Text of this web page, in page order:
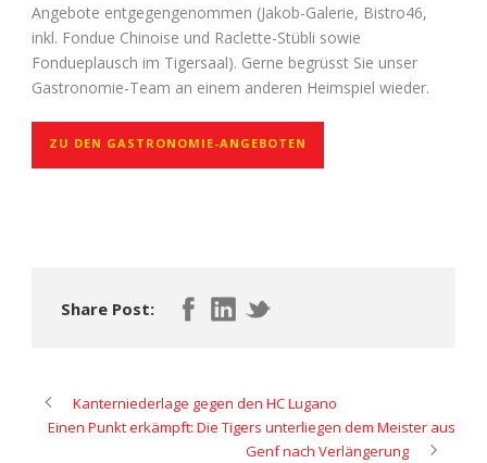
Angebote entgegengenommen (Jakob-Galerie, Bistro46,
inkl. Fondue Chinoise und Raclette-Stübli sowie
Fondueplausch im Tigersaal). Gerne begrüsst Sie unser
Gastronomie-Team an einem anderen Heimspiel wieder.
ZU DEN GASTRONOMIE-ANGEBOTEN
Share Post:
Kanterniederlage gegen den HC Lugano
Einen Punkt erkämpft: Die Tigers unterliegen dem Meister aus
Genf nach Verlängerung